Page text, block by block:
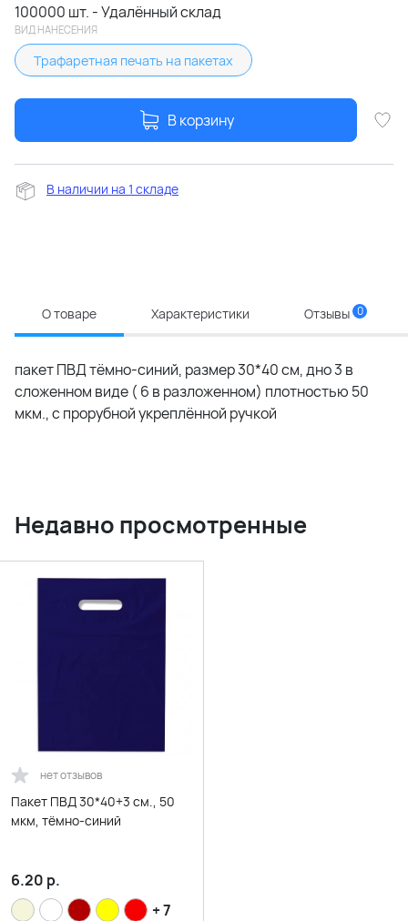
100000 шт. - Удалённый склад
ВИД НАНЕСЕНИЯ
Трафаретная печать на пакетах
В корзину
В наличии на 1 складе
О товаре Характеристики Отзывы 0
пакет ПВД тёмно-синий, размер 30*40 см, дно 3 в
сложенном виде ( 6 в разложенном) плотностью 50
мкм., с прорубной укреплённой ручкой
Недавно просмотренные
нет отзывов
Пакет ПВД 30*40+3 см., 50
мкм, тёмно-синий
6.20 р.
+ 7